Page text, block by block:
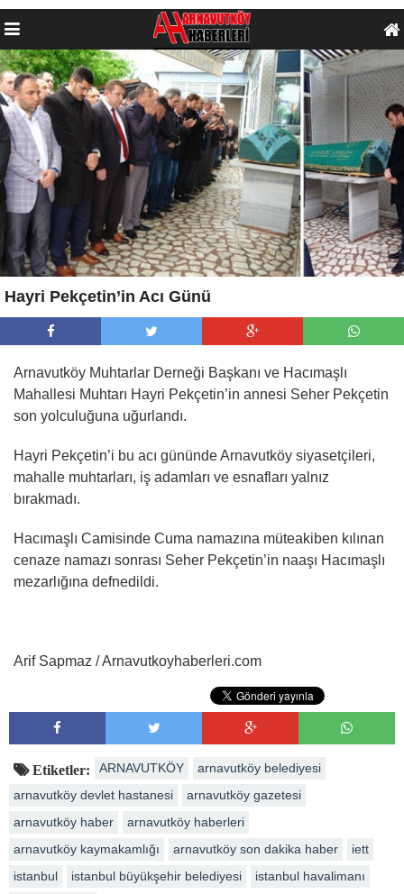
Hayri Pekçetin’in Acı Günü
Arnavutköy Muhtarlar Derneği Başkanı ve Hacımaşlı
Mahallesi Muhtarı Hayri Pekçetin’in annesi Seher Pekçetin
son yolculuğuna uğurlandı.
Hayri Pekçetin’i bu acı gününde Arnavutköy siyasetçileri,
mahalle muhtarları, iş adamları ve esnafları yalnız
bırakmadı.
Hacımaşlı Camisinde Cuma namazına müteakiben kılınan
cenaze namazı sonrası Seher Pekçetin’in naaşı Hacımaşlı
mezarlığına defnedildi.
Arif Sapmaz / Arnavutkoyhaberleri.com
Etiketler: ARNAVUTKÖY
arnavutköy belediyesi
arnavutköy devlet hastanesi
arnavutköy gazetesi
arnavutköy haber
arnavutköy haberleri
arnavutköy kaymakamlığı
arnavutköy son dakika haber
iett
istanbul
istanbul büyükşehir belediyesi
istanbul havalimanı